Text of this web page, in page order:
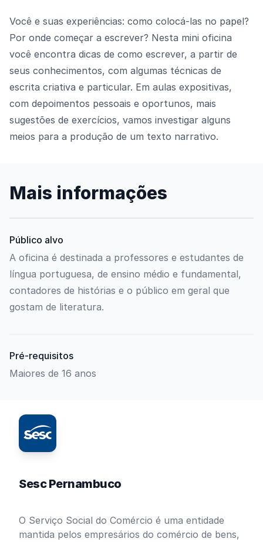
Você e suas experiências: como colocá-las no papel?
Por onde começar a escrever? Nesta mini oficina
você encontra dicas de como escrever, a partir de
seus conhecimentos, com algumas técnicas de
escrita criativa e particular. Em aulas expositivas,
com depoimentos pessoais e oportunos, mais
sugestões de exercícios, vamos investigar alguns
meios para a produção de um texto narrativo.
Mais informações
Público alvo
A oficina é destinada a professores e estudantes de
língua portuguesa, de ensino médio e fundamental,
contadores de histórias e o público em geral que
gostam de literatura.
Pré-requisitos
Maiores de 16 anos
Sesc Pernambuco
O Serviço Social do Comércio é uma entidade
mantida pelos empresários do comércio de bens,